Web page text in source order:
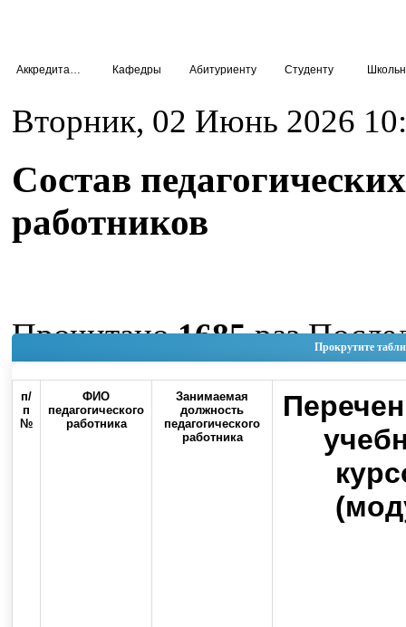
Кафедры Абитуриенту Студенту
Вторник, 02 Июнь 2026
Состав педагогических
работников
Прокрутите
п/
п
№
ФИО
педагогического
работника
Занимаемая
должность
педагогического
работника
Прочитано1685раз
изменение Четверг, 04
11:19